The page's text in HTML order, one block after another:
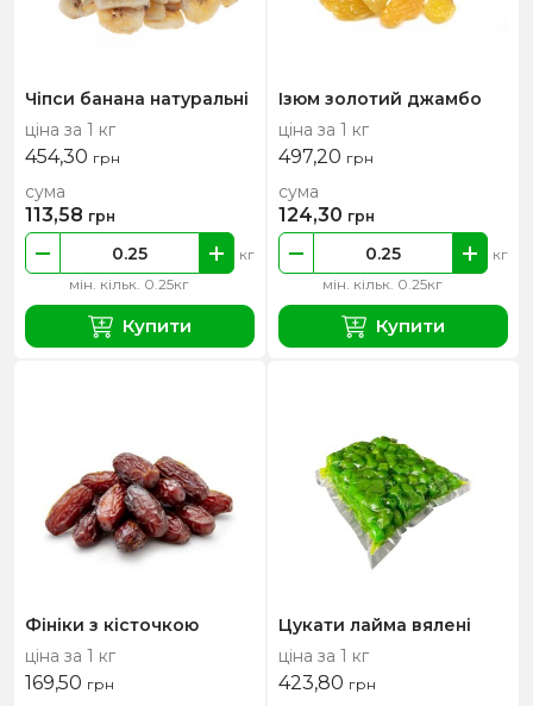
Чіпси банана натуральні
ціна за 1 кг
454,30 грн
мін. кільк. 0.25кг
кг
сума
113,58 грн
Купити
Ізюм золотий джамбо
ціна за 1 кг
497,20 грн
мін. кільк. 0.25кг
кг
сума
124,30 грн
Купити
Фініки з кісточкою
ціна за 1 кг
169,50 грн
Цукати лайма вялені
ціна за 1 кг
423,80 грн